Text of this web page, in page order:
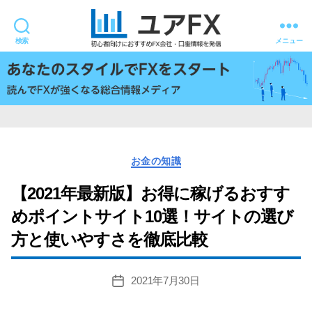
検索
ユ
ア
FX
メニュー
カ
テ
ゴ
リ
ー
お金の知識
【2021年最新版】お得に稼げるおすす
めポイントサイト10選！サイトの選び
方と使いやすさを徹底比較
投
2021年7月30日